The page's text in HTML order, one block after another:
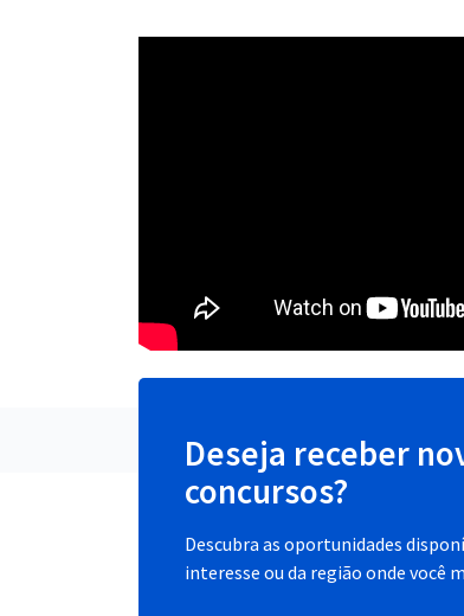
Deseja receber
concursos?
Descubra as oportunidades
interesse ou da região onde você